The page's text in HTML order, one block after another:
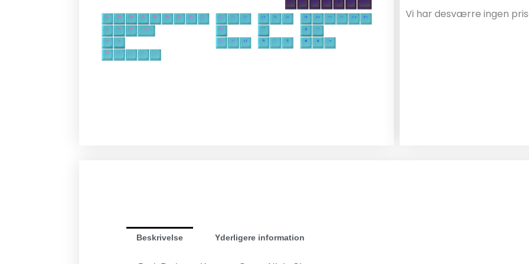
Vi har desværre ingen
Beskrivelse Yderligere information